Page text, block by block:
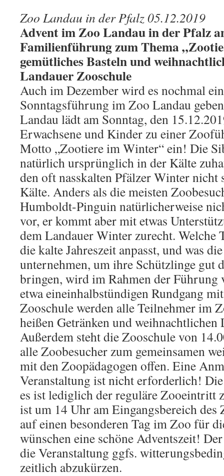
Zoo Landau in der Pfalz 05.12.2019
Advent im Zoo Landau in der Pfalz
Familienführung zum Thema
gemütliches Basteln und
Landauer Zooschule
Auch im Dezember wird es nochmal
Sonntagsführung im Zoo Landau
Landau lädt am Sonntag, den
Erwachsene und Kinder zu einer
Motto „Zootiere im Winter“ ein! Die
natürlich ursprünglich in der Kälte
den oft nasskalten Pfälzer Winter nicht
Kälte. Anders als die meisten
Humboldt-Pinguin natürlicherweise
vor, er kommt aber mit etwas
dem Landauer Winter zurecht. Welche
die kalte Jahreszeit anpasst, und was
unternehmen, um ihre Schützlinge gut
bringen, wird im Rahmen der Führung
etwa eineinhalbstündigen Rundgang
Zooschule werden alle Teilnehmer im
heißen Getränken und weihnachtlichen
Außerdem steht die Zooschule von
alle Zoobesucher zum gemeinsamen
mit den Zoopädagogen offen. Eine
Veranstaltung ist nicht erforderlich!
es ist lediglich der reguläre Zooeintritt
ist um 14 Uhr am Eingangsbereich
auf einen besonderen Tag im Zoo für
wünschen eine schöne Adventszeit!
die Veranstaltung ggfs.
zeitlich abzukürzen.